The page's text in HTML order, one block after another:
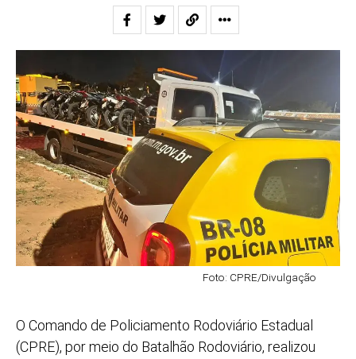
Foto: CPRE/Divulgação
O Comando de Policiamento Rodoviário Estadual
(CPRE), por meio do Batalhão Rodoviário, realizou